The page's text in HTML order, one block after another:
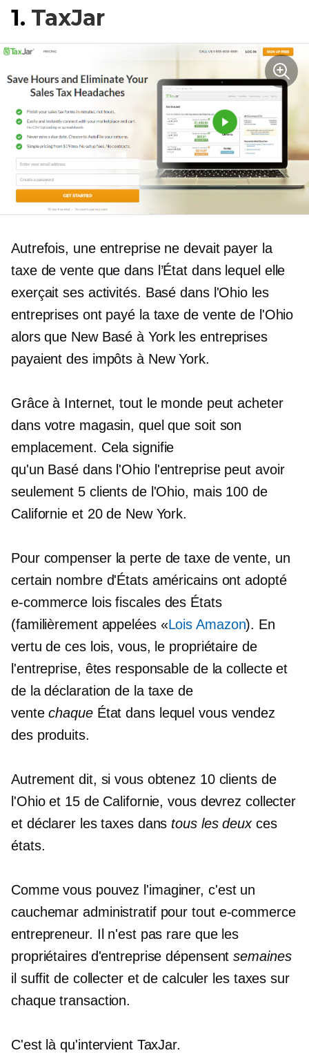
1. TaxJar
Autrefois, une entreprise ne devait payer la
taxe de vente que dans l’État dans lequel elle
exerçait ses activités. Basé dans l'Ohio les
entreprises ont payé la taxe de vente de l'Ohio
alors que New Basé à Yorkles entreprises
payaient des impôts à New York.
Grâce à Internet, tout le monde peut acheter
dans votre magasin, quel que soit son
emplacement. Cela signifie
qu'un Basé dans l'Ohiol'entreprise peut avoir
seulement 5 clients de l'Ohio, mais 100 de
Californie et 20 de New York.
Pour compenser la perte de taxe de vente, un
certain nombre d'États américains ont adopté
e-commerce lois fiscales des États
(familièrement appelées «Lois Amazon). En
vertu de ces lois, vous, le propriétaire de
l'entreprise, êtes responsable de la collecte et
de la déclaration de la taxe de
ventechaqueÉtat dans lequel vous vendez
des produits.
Autrement dit, si vous obtenez 10 clients de
l'Ohio et 15 de Californie, vous devrez collecter
et déclarer les taxes dans tous les deux ces
états.
Comme vous pouvez l'imaginer, c'est un
cauchemar administratif pour tout e-commerce
entrepreneur. Il n'est pas rare que les
propriétaires d'entreprise dépensentsemaines
il suffit de collecter et de calculer les taxes sur
chaque transaction.
C'est là qu'intervient TaxJar.